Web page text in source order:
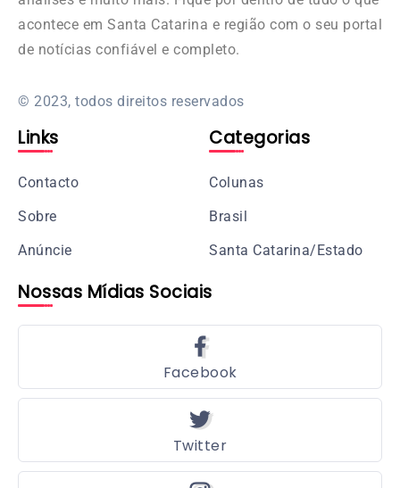
acontece em Santa Catarina e região com o seu portal
de notícias confiável e completo.
© 2023, todos direitos reservados
Links
Contacto
Sobre
Anúncie
Categorias
Colunas
Brasil
Santa Catarina/Estado
Nossas Mídias Sociais
Facebook
Twitter